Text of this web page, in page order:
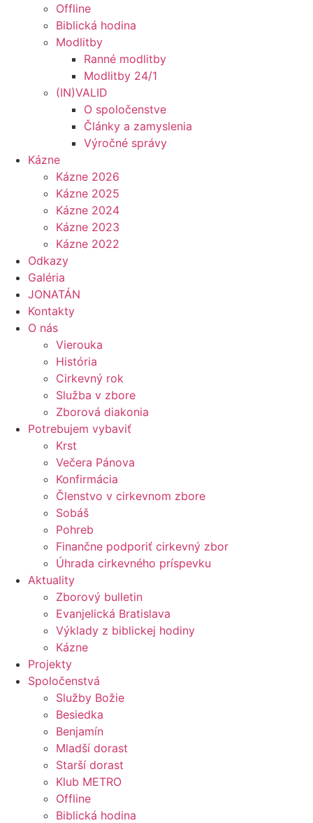
Offline
Biblická hodina
Modlitby
Ranné modlitby
Modlitby 24/1
(IN)VALID
O spoločenstve
Články a zamyslenia
Výročné správy
Kázne
Kázne 2026
Kázne 2025
Kázne 2024
Kázne 2023
Kázne 2022
Odkazy
Galéria
JONATÁN
Kontakty
O nás
Vierouka
História
Cirkevný rok
Služba v zbore
Zborová diakonia
Potrebujem vybaviť
Krst
Večera Pánova
Konfirmácia
Členstvo v cirkevnom zbore
Sobáš
Pohreb
Finančne podporiť cirkevný zbor
Úhrada cirkevného príspevku
Aktuality
Zborový bulletin
Evanjelická Bratislava
Výklady z biblickej hodiny
Kázne
Projekty
Spoločenstvá
Služby Božie
Besiedka
Benjamín
Mladší dorast
Starší dorast
Klub METRO
Offline
Biblická hodina